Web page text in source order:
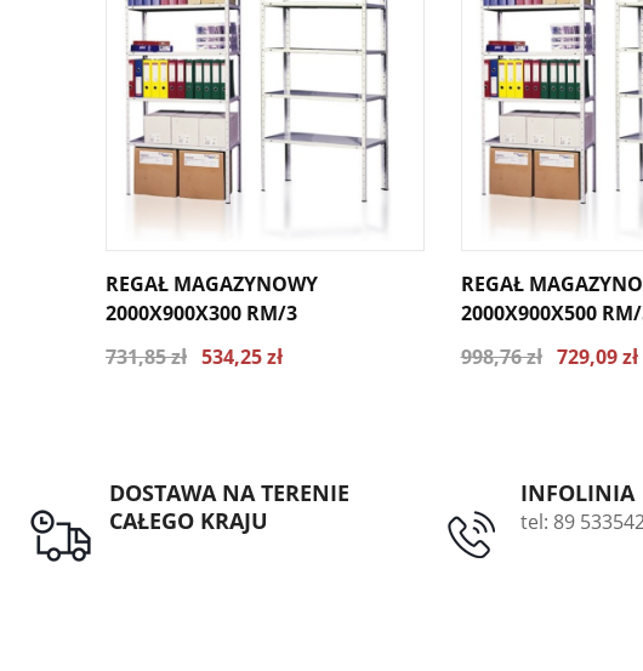
REGAŁ MAGAZYNOWY
2000X900X300 RM/3
731,85 zł 534,25 zł
REGAŁ
2000X900X500
998,76 zł 729,09 zł
DOSTAWA NA TERENIE
CAŁEGO KRAJU
INFOLINIA
tel: 89